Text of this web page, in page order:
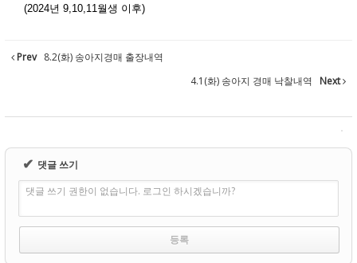
(2024년 9,10,11월생 이후)
Prev 8.2(화) 송아지경매 출장내역
4.1(화) 송아지 경매 낙찰내역
Next
✔ 댓글 쓰기
댓글 쓰기 권한이 없습니다. 로그인 하시겠습니까?